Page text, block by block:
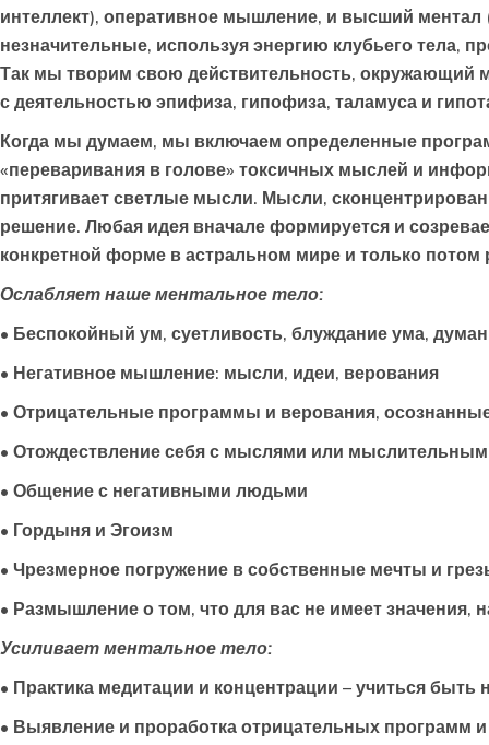
интеллект), оперативное мышление, и высший
незначительные, используя энергию клубьего тела,
Так мы творим свою действительность, окружающий
с деятельностью эпифиза, гипофиза, таламуса и
Когда мы думаем, мы включаем определенные
«переваривания в голове» токсичных мыслей и
притягивает светлые мысли. Мысли,
решение. Любая идея вначале формируется и
конкретной форме в астральном мире и только
Ослабляет наше ментальное тело:
• Беспокойный ум, суетливость, блуждание ума,
• Негативное мышление: мысли, идеи, верования
• Отрицательные программы и верования,
• Отождествление себя с мыслями или
• Общение с негативными людьми
• Гордыня и Эгоизм
• Чрезмерное погружение в собственные мечты и
• Размышление о том, что для вас не имеет
Усиливает ментальное тело:
• Практика медитации и концентрации – учиться
• Выявление и проработка отрицательных программ